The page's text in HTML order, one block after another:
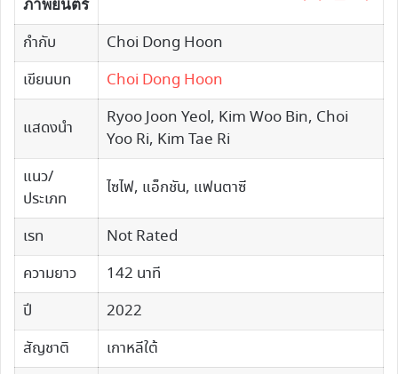
ภาพยนตร์
กำกับ
Choi Dong Hoon
เขียนบท
Choi Dong Hoon
แสดงนำ
Ryoo Joon Yeol, Kim Woo Bin, Choi
Yoo Ri, Kim Tae Ri
แนว/
ประเภท
ไซไฟ, แอ็กชัน, แฟนตาซี
เรท
Not Rated
ความยาว
142 นาที
ปี
2022
สัญชาติ
เกาหลีใต้